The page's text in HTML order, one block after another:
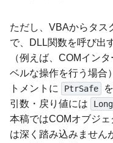
ただし、VBAからタス
で、DLL関数を呼び出
（例えば、COMイン
ベルな操作を行う場合
トメントに
PtrSafe
引数・戻り値には
本稿ではCOMオブジ
は深く踏み込みません